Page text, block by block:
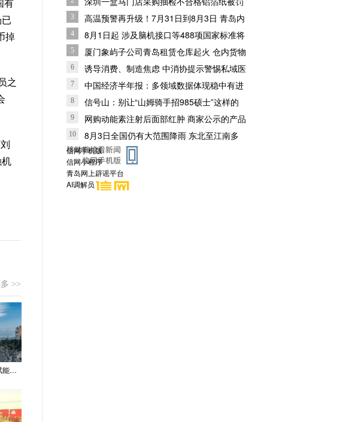
掉
之
>>
青岛市市南区推出“青春小店·赋能计划” 聚满青岛温情
企业罚款500元相关责任人罚款50元
3
高温预警再升级！7月31日到8月3日 青岛内
陆地区将出现37°C以上高温天气
4
8月1日起 涉及脑机接口等488项国家标准将
实施
5
厦门象屿子公司青岛租赁仓库起火 仓内货物
足额投保，理赔工作推进中
6
诱导消费、制造焦虑 中消协提示警惕私域医
药广告骗局
7 中国经济半年报：多领域数据体现稳中有进
8
信号山：别让“山姆骑手招985硕士”这样的
流量噱头，消解教育本该有的分量
9
网购动能素注射后面部红肿 商家公示的产品
备案编号张冠李戴且已注销
10
8月3日全国仍有大范围降雨 东北至江南多
地高温闷热持续
信网手机版
信网小程序
青岛网上辟谣平台
AI调解员